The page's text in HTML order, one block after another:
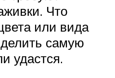
Что
или вида
самую
удастся.